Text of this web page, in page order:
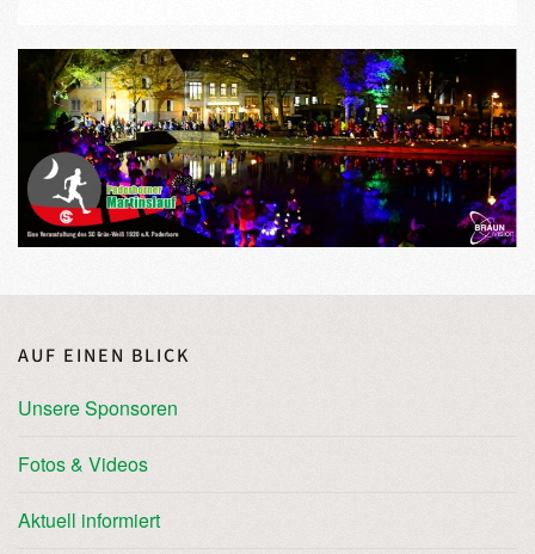
AUF EINEN BLICK
Unsere Sponsoren
Fotos & Videos
Aktuell informiert